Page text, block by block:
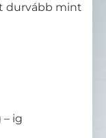
durvább mint
– ig